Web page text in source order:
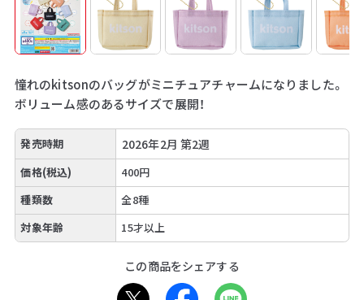
憧れのkitsonのバッグがミニチュアチャームになりました。
ボリューム感のあるサイズで展開！
発売時期 2026年2月 第2週
価格(税込)
400円
種類数
全8種
対象年齢
15才以上
この商品をシェアする